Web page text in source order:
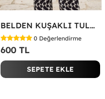
BELDEN KUŞAKLI TULUM Siyah
0 Değerlendirme
600 TL
SEPETE EKLE